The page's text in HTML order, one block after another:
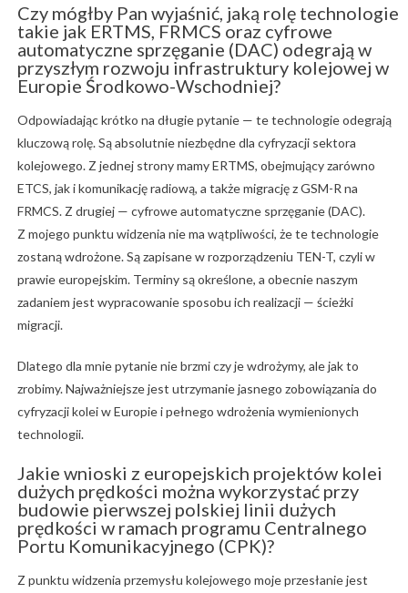
Czy mógłby Pan wyjaśnić, jaką rolę technologie
takie jak ERTMS, FRMCS oraz cyfrowe
automatyczne sprzęganie (DAC) odegrają w
przyszłym rozwoju infrastruktury kolejowej w
Europie Środkowo-Wschodniej?
Odpowiadając krótko na długie pytanie — te technologie odegrają
kluczową rolę. Są absolutnie niezbędne dla cyfryzacji sektora
kolejowego. Z jednej strony mamy ERTMS, obejmujący zarówno
ETCS, jak i komunikację radiową, a także migrację z GSM-R na
FRMCS. Z drugiej — cyfrowe automatyczne sprzęganie (DAC).
Z mojego punktu widzenia nie ma wątpliwości, że te technologie
zostaną wdrożone. Są zapisane w rozporządzeniu TEN-T, czyli w
prawie europejskim. Terminy są określone, a obecnie naszym
zadaniem jest wypracowanie sposobu ich realizacji — ścieżki
migracji.
Dlatego dla mnie pytanie nie brzmi czy je wdrożymy, ale jak to
zrobimy. Najważniejsze jest utrzymanie jasnego zobowiązania do
cyfryzacji kolei w Europie i pełnego wdrożenia wymienionych
technologii.
Jakie wnioski z europejskich projektów kolei
dużych prędkości można wykorzystać przy
budowie pierwszej polskiej linii dużych
prędkości w ramach programu Centralnego
Portu Komunikacyjnego (CPK)?
Z punktu widzenia przemysłu kolejowego moje przesłanie jest